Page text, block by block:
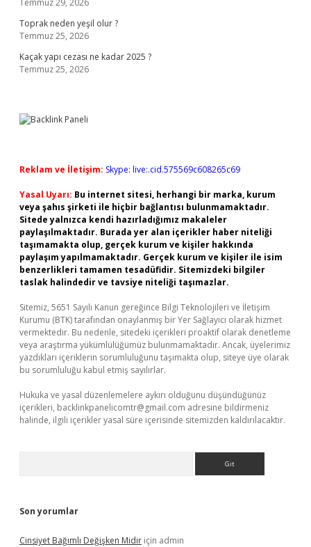
Temmuz 29, 2026
Toprak neden yeşil olur ?
Temmuz 25, 2026
Kaçak yapı cezası ne kadar 2025 ?
Temmuz 25, 2026
Reklam ve İletişim: Skype: live:.cid.575569c608265c69
Yasal Uyarı: Bu internet sitesi, herhangi bir marka, kurum
veya şahıs şirketi ile hiçbir bağlantısı bulunmamaktadır.
Sitede yalnızca kendi hazırladığımız makaleler
paylaşılmaktadır. Burada yer alan içerikler haber niteliği
taşımamakta olup, gerçek kurum ve kişiler hakkında
paylaşım yapılmamaktadır. Gerçek kurum ve kişiler ile isim
benzerlikleri tamamen tesadüfidir. Sitemizdeki bilgiler
taslak halindedir ve tavsiye niteliği taşımazlar.
Sitemiz, 5651 Sayılı Kanun gereğince Bilgi Teknolojileri ve İletişim
Kurumu (BTK) tarafından onaylanmış bir Yer Sağlayıcı olarak hizmet
vermektedir. Bu nedenle, sitedeki içerikleri proaktif olarak denetleme
veya araştırma yükümlülüğümüz bulunmamaktadır. Ancak, üyelerimiz
yazdıkları içeriklerin sorumluluğunu taşımakta olup, siteye üye olarak
bu sorumluluğu kabul etmiş sayılırlar.
Hukuka ve yasal düzenlemelere aykırı olduğunu düşündüğünüz
içerikleri, backlinkpanelicomtr@gmail.com adresine bildirmeniz
halinde, ilgili içerikler yasal süre içerisinde sitemizden kaldırılacaktır.
Son yorumlar
Cinsiyet Bağımlı Değişken Midir için admin